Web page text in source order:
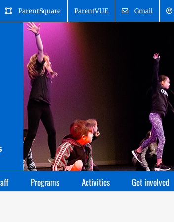
ParentSquare ParentVUE Gmail
Programs Activities Get involved